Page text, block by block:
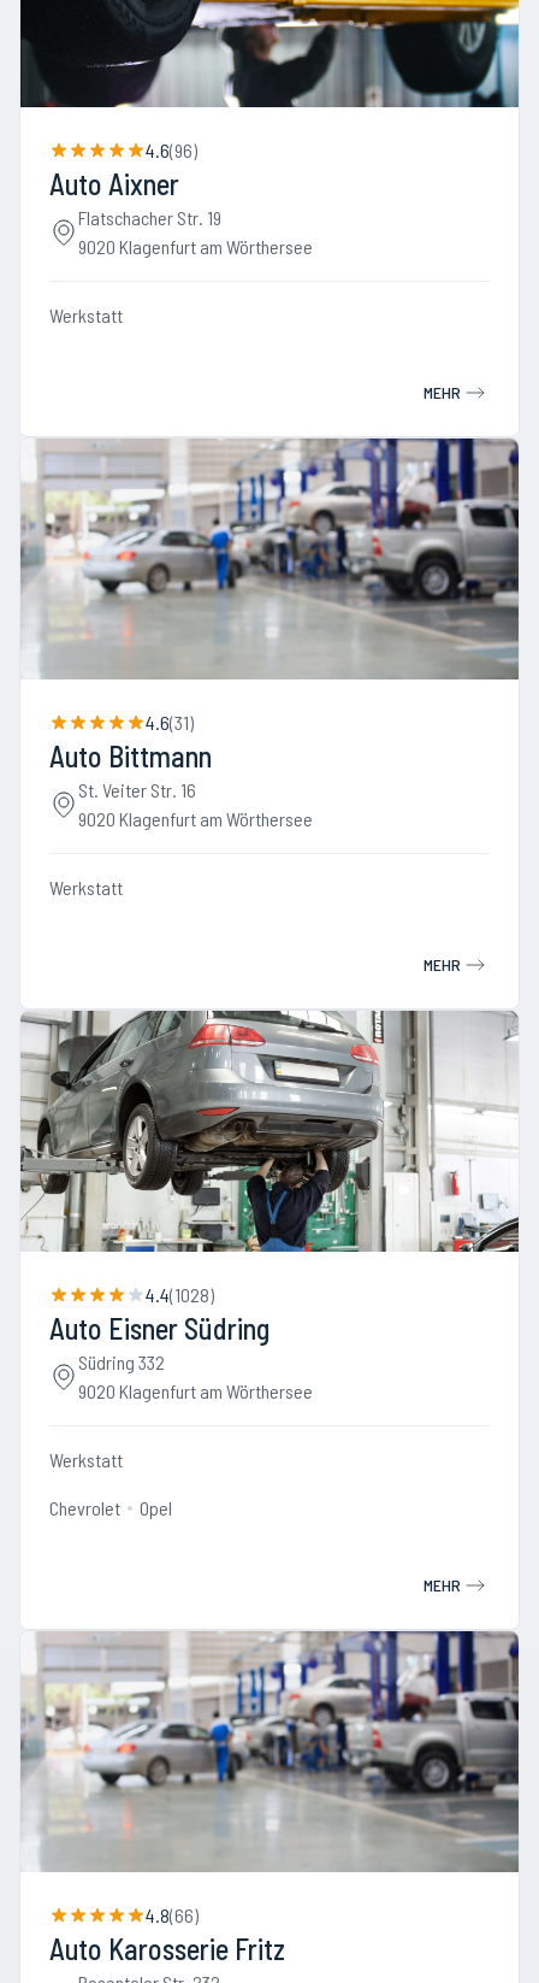
4.6(96)
Auto Aixner
Flatschacher Str. 19
9020 Klagenfurt am Wörthersee
Werkstatt
MEHR
4.6(31)
Auto Bittmann
St. Veiter Str. 16
9020 Klagenfurt am Wörthersee
Werkstatt
MEHR
4.4(1028)
Auto Eisner Südring
Südring 332
9020 Klagenfurt am Wörthersee
Werkstatt
Chevrolet Opel
MEHR
4.8(66)
Auto Karosserie Fritz